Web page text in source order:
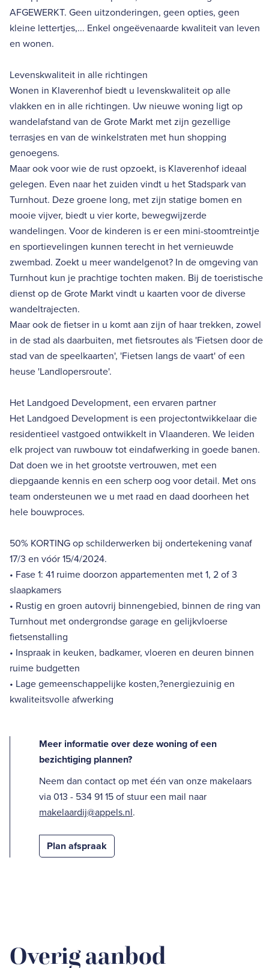
AFGEWERKT. Geen uitzonderingen, geen opties, geen
kleine lettertjes,... Enkel ongeëvenaarde kwaliteit van leven
en wonen.
Levenskwaliteit in alle richtingen
Wonen in Klaverenhof biedt u levenskwaliteit op alle
vlakken en in alle richtingen. Uw nieuwe woning ligt op
wandelafstand van de Grote Markt met zijn gezellige
terrasjes en van de winkelstraten met hun shopping
genoegens.
Maar ook voor wie de rust opzoekt, is Klaverenhof ideaal
gelegen. Even naar het zuiden vindt u het Stadspark van
Turnhout. Deze groene long, met zijn statige bomen en
mooie vijver, biedt u vier korte, bewegwijzerde
wandelingen. Voor de kinderen is er een mini-stoomtreintje
en sportievelingen kunnen terecht in het vernieuwde
zwembad. Zoekt u meer wandelgenot? In de omgeving van
Turnhout kun je prachtige tochten maken. Bij de toeristische
dienst op de Grote Markt vindt u kaarten voor de diverse
wandeltrajecten.
Maar ook de fietser in u komt aan zijn of haar trekken, zowel
in de stad als daarbuiten, met fietsroutes als 'Fietsen door de
stad van de speelkaarten', 'Fietsen langs de vaart' of een
heuse 'Landlopersroute'.
Het Landgoed Development, een ervaren partner
Het Landgoed Development is een projectontwikkelaar die
residentieel vastgoed ontwikkelt in Vlaanderen. We leiden
elk project van ruwbouw tot eindafwerking in goede banen.
Dat doen we in het grootste vertrouwen, met een
diepgaande kennis en een scherp oog voor detail. Met ons
team ondersteunen we u met raad en daad doorheen het
hele bouwproces.
50% KORTING op schilderwerken bij ondertekening vanaf
17/3 en vóór 15/4/2024.
• Fase 1: 41 ruime doorzon appartementen met 1, 2 of 3
slaapkamers
• Rustig en groen autovrij binnengebied, binnen de ring van
Turnhout met ondergrondse garage en gelijkvloerse
fietsenstalling
• Inspraak in keuken, badkamer, vloeren en deuren binnen
ruime budgetten
• Lage gemeenschappelijke kosten,?energiezuinig en
kwaliteitsvolle afwerking
Meer informatie over deze woning of een
bezichtiging plannen?
Neem dan contact op met één van onze makelaars
via 013 - 534 91 15 of stuur een mail naar
makelaardij@appels.nl.
Plan afspraak
Overig aanbod